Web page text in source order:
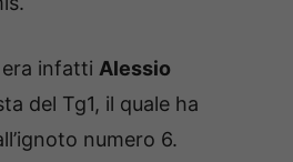
infatti Alessio
del Tg1, il quale ha
numero 6.